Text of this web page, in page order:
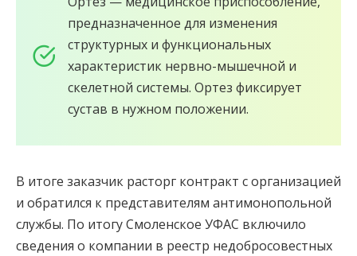
предназначенное для изменения
структурных и функциональных
характеристик нервно-мышечной и
скелетной системы. Ортез фиксирует
сустав в нужном положении.
В итоге заказчик расторг контракт с организацией
и обратился к представителям антимонопольной
службы. По итогу Смоленское УФАС включило
сведения о компании в реестр недобросовестных